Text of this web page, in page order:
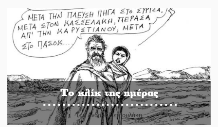
Το κλίκ της ημέρας
Του Ανδρέα Πετρουλάκη